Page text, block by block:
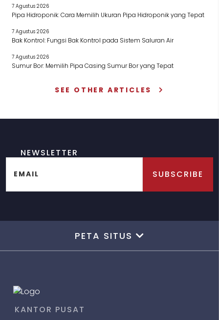
7 Agustus 2026
Pipa Hidroponik: Cara Memilih Ukuran Pipa Hidroponik yang Tepat
7 Agustus 2026
Bak Kontrol: Fungsi Bak Kontrol pada Sistem Saluran Air
7 Agustus 2026
Sumur Bor: Memilih Pipa Casing Sumur Bor yang Tepat
SEE OTHER ARTICLES
NEWSLETTER
EMAIL SUBSCRIBE
PETA SITUS
KANTOR PUSAT